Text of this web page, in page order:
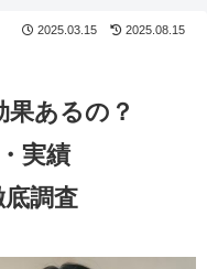
2025.03.15 2025.08.15
あるの？
実績
調査